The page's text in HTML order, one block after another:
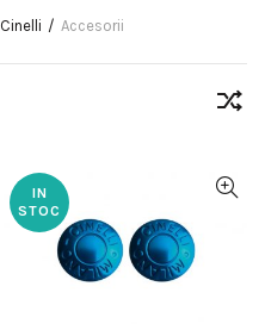
Cinelli Accesorii
IN
STOC